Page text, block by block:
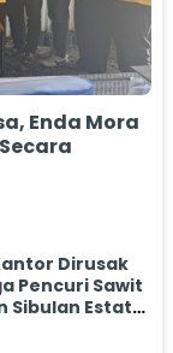
Enda Mora
Dirusak
Pencuri Sawit
Sibulan Estate